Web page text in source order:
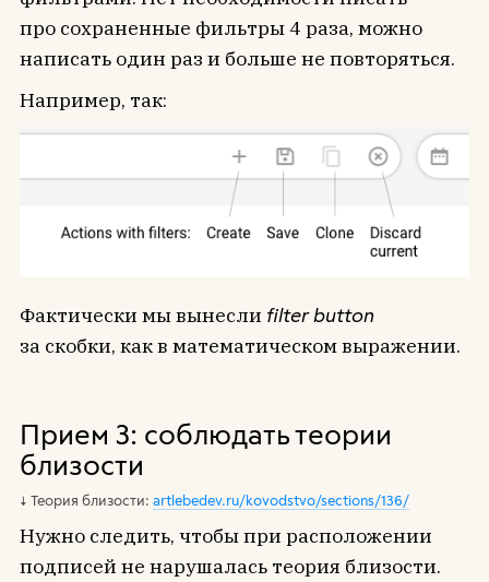
про сохраненные фильтры 4 раза, можно
написать один раз и больше не повторяться.
Например, так:
Фактически мы вынесли filter button
за скобки, как в математическом выражении.
Прием 3: соблюдать теории
близости
Теория близости: artlebedev.ru/kovodstvo/sections/136/
Нужно следить, чтобы при расположении
подписей не нарушалась теория близости.